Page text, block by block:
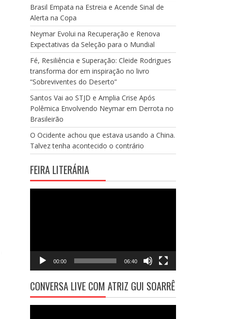
Brasil Empata na Estreia e Acende Sinal de
Alerta na Copa
Neymar Evolui na Recuperação e Renova
Expectativas da Seleção para o Mundial
Fé, Resiliência e Superação: Cleide Rodrigues
transforma dor em inspiração no livro
“Sobreviventes do Deserto”
Santos Vai ao STJD e Amplia Crise Após
Polêmica Envolvendo Neymar em Derrota no
Brasileirão
O Ocidente achou que estava usando a China.
Talvez tenha acontecido o contrário
FEIRA LITERÁRIA
00:00 06:40
CONVERSA LIVE COM ATRIZ GUI SOARRÊ